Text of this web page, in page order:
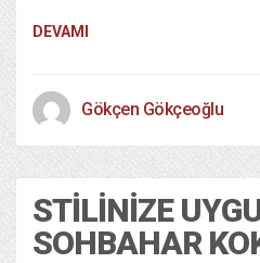
DEVAMI
Gökçen Gökçeoğlu
STILINIZE
SOHBAHAR